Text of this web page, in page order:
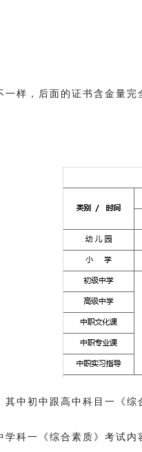
样，后面的证书含金量完
其中初中跟高中科目一《
学科一《综合素质》考试内